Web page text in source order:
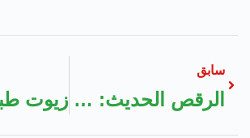
سابق
الرقص الحديث: للمبتدئين والمتقدمين